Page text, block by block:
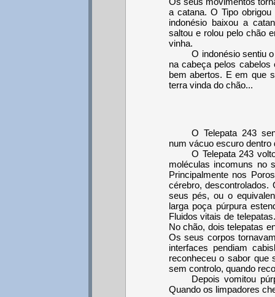
a catana. O Tipo
indonésio baixou a
saltou e rolou pelo chão
vinha.
O indonésio sentiu
na cabeça pelos
bem abertos. E em que
terra vinda do chão...
O Telepata 243
num vácuo escuro dentro
O Telepata 243
moléculas incomuns no
Principalmente nos
cérebro, descontrolados.
seus pés, ou o
larga poça púrpura
Fluidos vitais de
No chão, dois telepatas
Os seus corpos
interfaces pendiam
reconheceu o sabor que
sem controlo, quando
Depois vomitou
Quando os limpadores